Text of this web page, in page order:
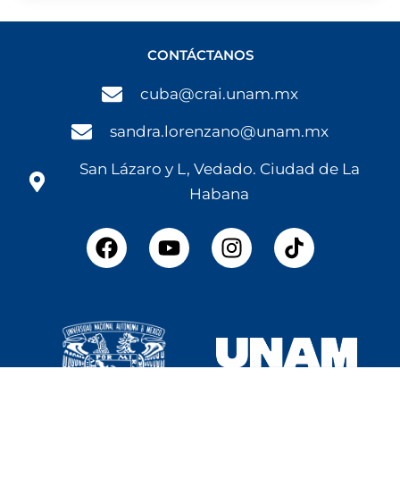
CONTÁCTANOS
cuba@crai.unam.mx
sandra.lorenzano@unam.mx
San Lázaro y L, Vedado. Ciudad de La
Habana
F
a
b
o
o
Y
o
e
I
n
g